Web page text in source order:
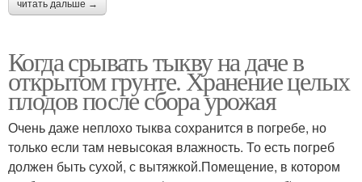
читать дальше →
Когда срывать тыкву на даче в
открытом грунте. Хранение целых
плодов после сбора урожая
Очень даже неплохо тыква сохранится в погребе, но
только если там невысокая влажность. То есть погреб
должен быть сухой, с вытяжкой.Помещение, в котором